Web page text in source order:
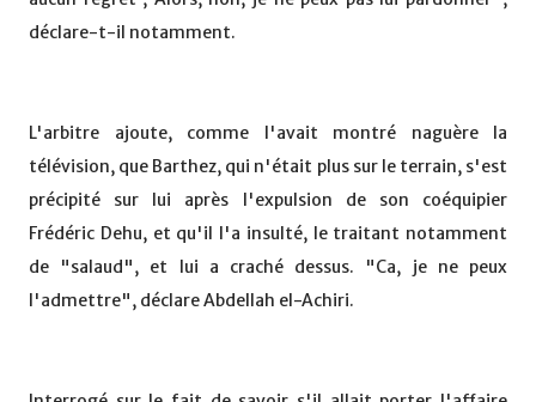
déclare-t-il notamment.
L'arbitre ajoute, comme l'avait montré naguère la
télévision, que Barthez, qui n'était plus sur le terrain, s'est
précipité sur lui après l'expulsion de son coéquipier
Frédéric Dehu, et qu'il l'a insulté, le traitant notamment
de "salaud", et lui a craché dessus. "Ca, je ne peux
l'admettre", déclare Abdellah el-Achiri.